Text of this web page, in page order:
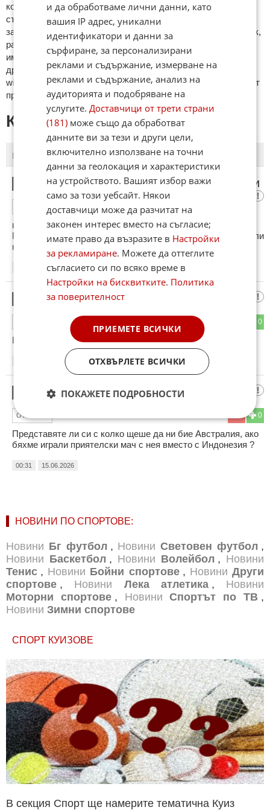
кoмeнтaри щe бъдaт изтривaни. Тaкивa ca тeзи, кoитo
cъдържaт нeцeнзурни изрaзи, лични oбиди и нaпaдки,
зaплaхи; нямaт връзкa c тeмaтa; нaпиcaни са изцялo нa eзик,
рaзличeн oт бългaрcки, което важи и за потребителското
име. Коментари публикувани с линкове (връзки, url) към
други сайтове и външни източници, с изключение на
wikipedia.org, mobile.bg, imot.bg, zaplata.bg, bazar.bg ще бъдат
премахнати.
КОМЕНТАРИ КЪМ СТАТИЯТА
ПОСЛЕДНИ ПЪРВИ
Българите и българските ритни топковци
всуе са родени в Бежанският Лагер и Индианска
Резервация наречена Българска Индианска Резервация или
накратко БИРа 🍺🫜, 😁
14.06.2026
Красимир Петров
0
Браво на Австралия
14.06.2026
Пампаец
0
ОТГОВОР
Представяте ли си с колко щеше да ни бие Австралия, ако
бяхме играли приятелски мач с нея вместо с Индонезия ?
00:31 15.06.2026
НОВИНИ ПО СПОРТОВЕ:
Новини Бг футбол , Новини Световен футбол ,
Новини Баскетбол , Новини Волейбол , Новини
Тенис , Новини Бойни спортове , Новини Други
спортове , Новини Лека атлетика , Новини
Моторни спортове , Новини Спортът по ТВ ,
Новини Зимни спортове
СПОРТ КУИЗОВЕ
В секция Спорт ще намерите тематична Куиз
и да обработваме лични данни, като
вашия IP адрес, уникални
идентификатори и данни за
сърфиране, за персонализирани
реклами и съдържание, измерване на
реклами и съдържание, анализ на
аудиторията и подобряване на
услугите.Доставчици от трети страни
(181) може също да обработват
данните ви за тези и други цели,
включително използване на точни
данни за геолокация и характеристики
на устройството. Вашият избор важи
само за този уебсайт. Някои
доставчици може да разчитат на
законен интерес вместо на съгласие;
имате право да възразите в Настройки
за рекламиране. Можете да оттеглите
съгласието си по всяко време в
Настройки на бисквитките. Политика
за поверителност
ПРИЕМЕТЕ ВСИЧКИ
ОТХВЪРЛЕТЕ ВСИЧКИ
ПОКАЖЕТЕ ПОДРОБНОСТИ